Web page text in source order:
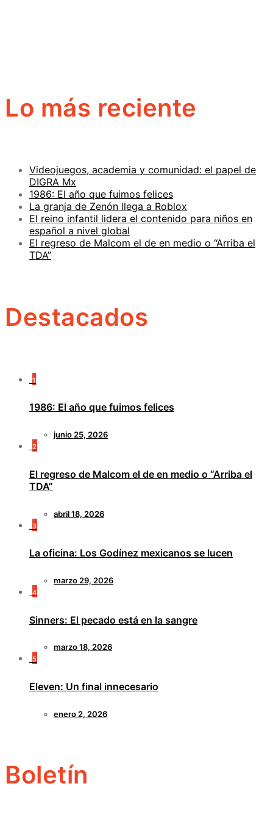
Lo más reciente
Videojuegos, academia y comunidad: el papel de
DIGRA Mx
1986: El año que fuimos felices
La granja de Zenón llega a Roblox
El reino infantil lidera el contenido para niños en
español a nivel global
El regreso de Malcom el de en medio o “Arriba el
TDA”
Destacados
1
1986: El año que fuimos felices
junio 25, 2026
2
El regreso de Malcom el de en medio o “Arriba el
TDA”
abril 18, 2026
3
La oficina: Los Godínez mexicanos se lucen
marzo 29, 2026
4
Sinners: El pecado está en la sangre
marzo 18, 2026
5
Eleven: Un final innecesario
enero 2, 2026
Boletín